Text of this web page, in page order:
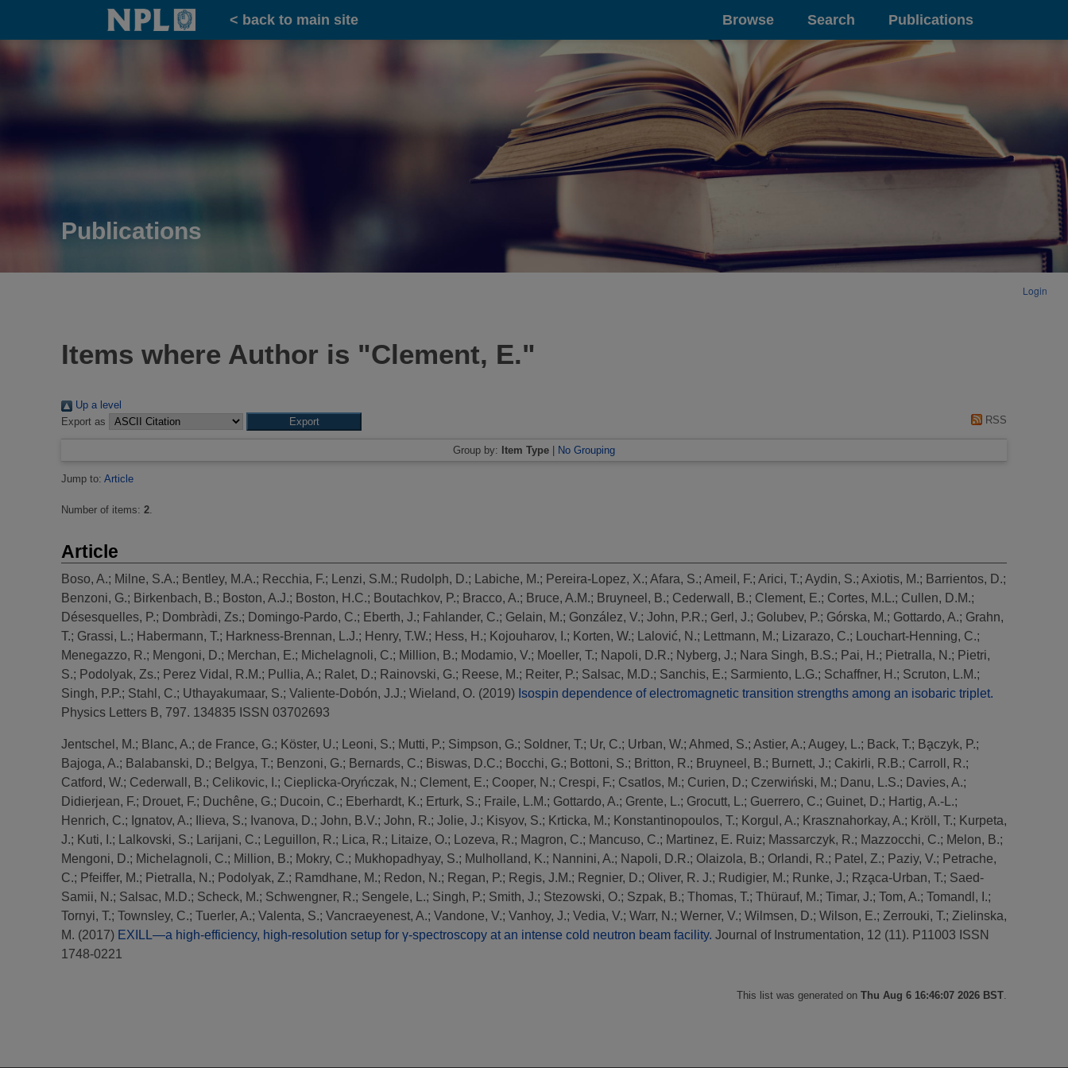
Home
< back to main site Browse Search Publications
Publications
Login
Items where Author is "Clement, E."
Up a level
Export as
RSS
Group by: Item Type No Grouping
Jump to: Article
Number of items: 2.
Article
Boso, A.; Milne, S.A.; Bentley, M.A.; Recchia, F.; Lenzi, S.M.; Rudolph, D.; Labiche, M.; Pereira-Lopez, X.; Afara, S.; Ameil, F.; Arici, T.; Aydin, S.; Axiotis, M.; Barrientos, D.;
Benzoni, G.; Birkenbach, B.; Boston, A.J.; Boston, H.C.; Boutachkov, P.; Bracco, A.; Bruce, A.M.; Bruyneel, B.; Cederwall, B.; Clement, E.; Cortes, M.L.; Cullen, D.M.;
Désesquelles, P.; Dombràdi, Zs.; Domingo-Pardo, C.; Eberth, J.; Fahlander, C.; Gelain, M.; González, V.; John, P.R.; Gerl, J.; Golubev, P.; Górska, M.; Gottardo, A.; Grahn,
T.; Grassi, L.; Habermann, T.; Harkness-Brennan, L.J.; Henry, T.W.; Hess, H.; Kojouharov, I.; Korten, W.; Lalović, N.; Lettmann, M.; Lizarazo, C.; Louchart-Henning, C.;
Menegazzo, R.; Mengoni, D.; Merchan, E.; Michelagnoli, C.; Million, B.; Modamio, V.; Moeller, T.; Napoli, D.R.; Nyberg, J.; Nara Singh, B.S.; Pai, H.; Pietralla, N.; Pietri,
S.; Podolyak, Zs.; Perez Vidal, R.M.; Pullia, A.; Ralet, D.; Rainovski, G.; Reese, M.; Reiter, P.; Salsac, M.D.; Sanchis, E.; Sarmiento, L.G.; Schaffner, H.; Scruton, L.M.;
Singh, P.P.; Stahl, C.; Uthayakumaar, S.; Valiente-Dobón, J.J.; Wieland, O. (2019) Isospin dependence of electromagnetic transition strengths among an isobaric triplet.
Physics Letters B, 797. 134835 ISSN 03702693
Jentschel, M.; Blanc, A.; de France, G.; Köster, U.; Leoni, S.; Mutti, P.; Simpson, G.; Soldner, T.; Ur, C.; Urban, W.; Ahmed, S.; Astier, A.; Augey, L.; Back, T.; Ba̧czyk, P.;
Bajoga, A.; Balabanski, D.; Belgya, T.; Benzoni, G.; Bernards, C.; Biswas, D.C.; Bocchi, G.; Bottoni, S.; Britton, R.; Bruyneel, B.; Burnett, J.; Cakirli, R.B.; Carroll, R.;
Catford, W.; Cederwall, B.; Celikovic, I.; Cieplicka-Oryńczak, N.; Clement, E.; Cooper, N.; Crespi, F.; Csatlos, M.; Curien, D.; Czerwiński, M.; Danu, L.S.; Davies, A.;
Didierjean, F.; Drouet, F.; Duchêne, G.; Ducoin, C.; Eberhardt, K.; Erturk, S.; Fraile, L.M.; Gottardo, A.; Grente, L.; Grocutt, L.; Guerrero, C.; Guinet, D.; Hartig, A.-L.;
Henrich, C.; Ignatov, A.; Ilieva, S.; Ivanova, D.; John, B.V.; John, R.; Jolie, J.; Kisyov, S.; Krticka, M.; Konstantinopoulos, T.; Korgul, A.; Krasznahorkay, A.; Kröll, T.; Kurpeta,
J.; Kuti, I.; Lalkovski, S.; Larijani, C.; Leguillon, R.; Lica, R.; Litaize, O.; Lozeva, R.; Magron, C.; Mancuso, C.; Martinez, E. Ruiz; Massarczyk, R.; Mazzocchi, C.; Melon, B.;
Mengoni, D.; Michelagnoli, C.; Million, B.; Mokry, C.; Mukhopadhyay, S.; Mulholland, K.; Nannini, A.; Napoli, D.R.; Olaizola, B.; Orlandi, R.; Patel, Z.; Paziy, V.; Petrache,
C.; Pfeiffer, M.; Pietralla, N.; Podolyak, Z.; Ramdhane, M.; Redon, N.; Regan, P.; Regis, J.M.; Regnier, D.; Oliver, R. J.; Rudigier, M.; Runke, J.; Rza̧ca-Urban, T.; Saed-
Samii, N.; Salsac, M.D.; Scheck, M.; Schwengner, R.; Sengele, L.; Singh, P.; Smith, J.; Stezowski, O.; Szpak, B.; Thomas, T.; Thürauf, M.; Timar, J.; Tom, A.; Tomandl, I.;
Tornyi, T.; Townsley, C.; Tuerler, A.; Valenta, S.; Vancraeyenest, A.; Vandone, V.; Vanhoy, J.; Vedia, V.; Warr, N.; Werner, V.; Wilmsen, D.; Wilson, E.; Zerrouki, T.; Zielinska,
M. (2017) EXILL—a high-efficiency, high-resolution setup for γ-spectroscopy at an intense cold neutron beam facility. Journal of Instrumentation, 12 (11). P11003 ISSN
1748-0221
This list was generated on Thu Aug 6 16:46:07 2026 BST.